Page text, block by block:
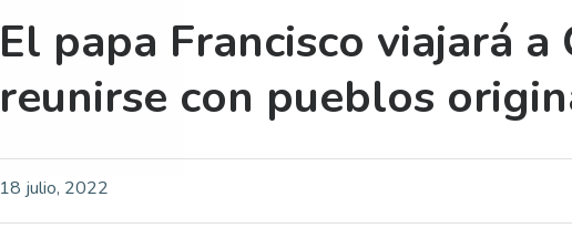
El papa Francisco viajará a
reunirse con pueblos
18 julio, 2022